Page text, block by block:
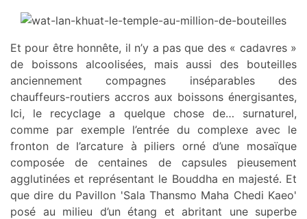
Et pour être honnête, il n’y a pas que des « cadavres »
de boissons alcoolisées, mais aussi des bouteilles
anciennement compagnes inséparables des
chauffeurs-routiers accros aux boissons énergisantes,
Ici, le recyclage a quelque chose de… surnaturel,
comme par exemple l’entrée du complexe avec le
fronton de l’arcature à piliers orné d’une mosaïque
composée de centaines de capsules pieusement
agglutinées et représentant le Bouddha en majesté. Et
que dire du Pavillon 'Sala Thansmo Maha Chedi Kaeo'
posé au milieu d’un étang et abritant une superbe